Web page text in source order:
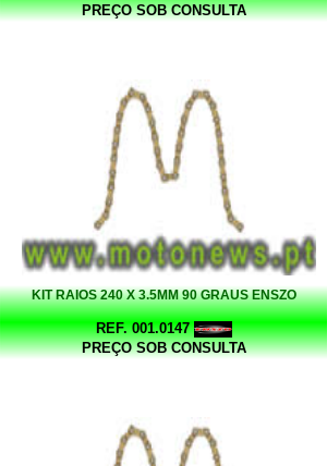
PREÇO SOB CONSULTA
KIT RAIOS 240 X 3.5MM 90 GRAUS ENSZO
REF. 001.0147
PREÇO SOB CONSULTA